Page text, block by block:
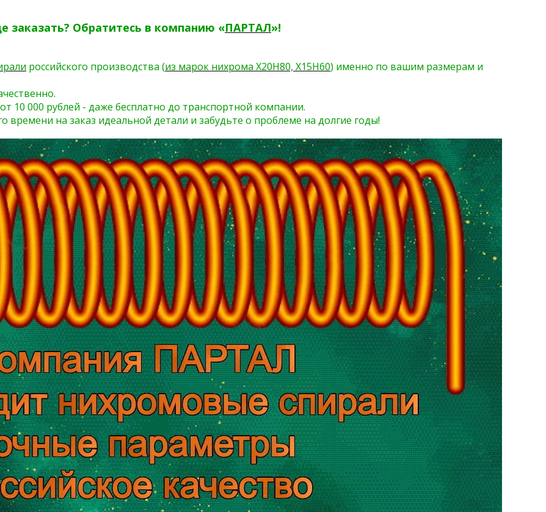
заказать? Обратитесь в компанию «ПАРТАЛ»!
российского производства (из марок нихрома Х20Н80, Х15Н60) именно по вашим размерам и
10 000 рублей - даже бесплатно до транспортной компании.
времени на заказ идеальной детали и забудьте о проблеме на долгие годы!